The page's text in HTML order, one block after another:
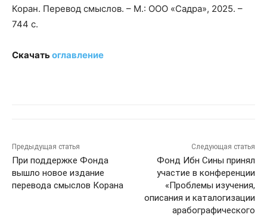
Коран. Перевод смыслов. – М.: ООО «Садра», 2025. –
744 с.
Скачатьоглавление
Предыдущая статья
При поддержке Фонда
вышло новое издание
перевода смыслов Корана
Следующая статья
Фонд Ибн Сины принял
участие в конференции
«Проблемы изучения,
описания и каталогизации
арабографического